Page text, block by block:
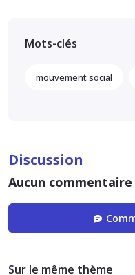
Mots-clés
mouvement social
Discussion
Aucun commentaire
Sur le même thème